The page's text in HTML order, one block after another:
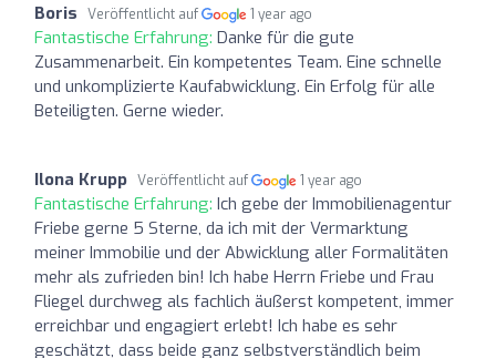
Boris Veröffentlicht auf 1 year ago
Fantastische Erfahrung: Danke für die gute
Zusammenarbeit. Ein kompetentes Team. Eine schnelle
und unkomplizierte Kaufabwicklung. Ein Erfolg für alle
Beteiligten. Gerne wieder.
Ilona Krupp Veröffentlicht auf 1 year ago
Fantastische Erfahrung: Ich gebe der Immobilienagentur
Friebe gerne 5 Sterne, da ich mit der Vermarktung
meiner Immobilie und der Abwicklung aller Formalitäten
mehr als zufrieden bin! Ich habe Herrn Friebe und Frau
Fliegel durchweg als fachlich äußerst kompetent, immer
erreichbar und engagiert erlebt! Ich habe es sehr
geschätzt, dass beide ganz selbstverständlich beim